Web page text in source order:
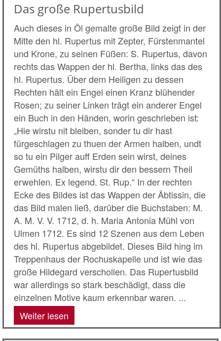
Das große Rupertusbild
Auch dieses in Öl gemalte große Bild zeigt in der
Mitte den hl. Rupertus mit Zepter, Fürstenmantel
und Krone, zu seinen Füßen: S. Rupertus, davon
rechts das Wappen der hl. Bertha, links das des
hl. Rupertus. Über dem Heiligen zu dessen
Rechten hält ein Engel einen Kranz blühender
Rosen; zu seiner Linken trägt ein anderer Engel
ein Buch in den Händen, worin geschrieben ist:
„Hie wirstu nit bleiben, sonder tu dir hast
fürgeschlagen zu thuen der Armen halben, undt
so tu ein Pilger auff Erden sein wirst, deines
Gemüths halben, wirstu dir den bessern Theil
erwehlen. Ex legend. St. Rup.“ In der rechten
Ecke des Bildes ist das Wappen der Äbtissin, die
das Bild malen ließ, darüber die Buchstaben: M.
A. M. V. V. 1712, d. h. Maria Antonia Mühl von
Ulmen 1712. Es sind 12 Szenen aus dem Leben
des hl. Rupertus abgebildet. Dieses Bild hing im
Treppenhaus der Rochuskapelle und ist wie das
große Hildegard verschollen. Das Rupertusbild
war allerdings so stark beschädigt, dass die
einzelnen Motive kaum erkennbar waren. ...
Weiter lesen